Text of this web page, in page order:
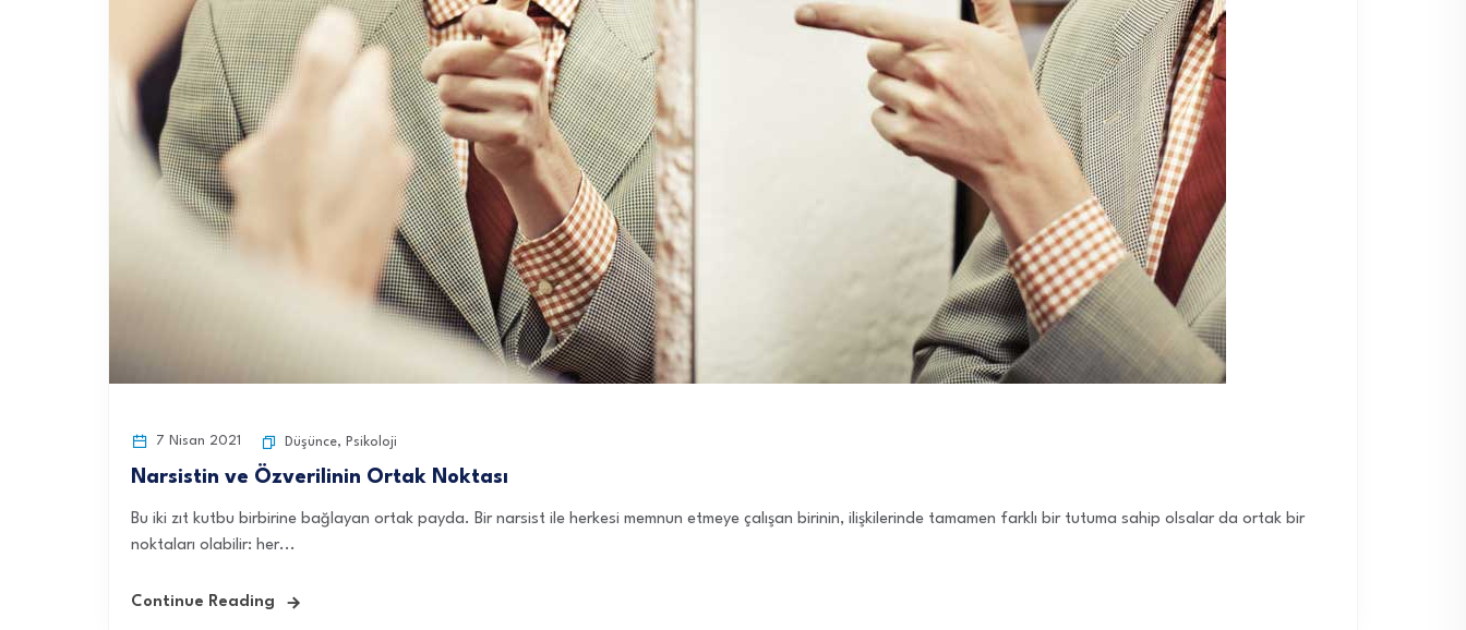
7 Nisan 2021 Düşünce, Psikoloji
Narsistin ve Özverilinin Ortak Noktası
Bu iki zıt kutbu birbirine bağlayan ortak payda. Bir narsist ile herkesi memnun etmeye çalışan birinin, ilişkilerinde tamamen farklı bir tutuma sahip olsalar da ortak bir
noktaları olabilir: her...
Continue Reading